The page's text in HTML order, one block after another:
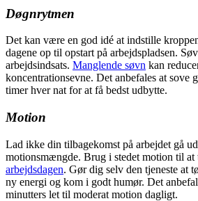
Døgnrytmen
Det kan være en god idé at indstille
dagene op til opstart på arbejdspladsen.
arbejdsindsats. Manglende søvn kan
koncentrationsevne. Det anbefales at sove
timer hver nat for at få bedst udbytte.
Motion
Lad ikke din tilbagekomst på arbejdet gå
motionsmængde. Brug i stedet motion til at
arbejdsdagen. Gør dig selv den tjeneste at
ny energi og kom i godt humør. Det
minutters let til moderat motion dagligt.